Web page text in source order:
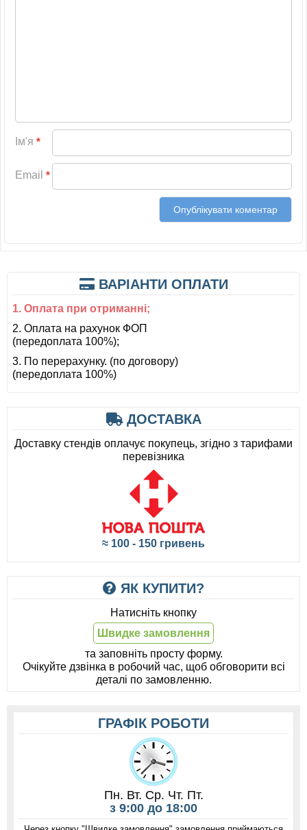
Ім'я *
Email *
ВАРІАНТИ ОПЛАТИ
1. Оплата при отриманні;
2. Оплата на рахунок ФОП
(передоплата 100%);
3. По перерахунку. (по договору)
(передоплата 100%)
ДОСТАВКА
Доставку стендів оплачує покупець, згідно з тарифами
перевізника
≈ 100 - 150 гривень
ЯК КУПИТИ?
Натисніть кнопку
Швидке замовлення
та заповніть просту форму.
Очікуйте дзвінка в робочий час, щоб обговорити всі
деталі по замовленню.
ГРАФІК РОБОТИ
Пн. Вт. Ср. Чт. Пт.
з 9:00 до 18:00